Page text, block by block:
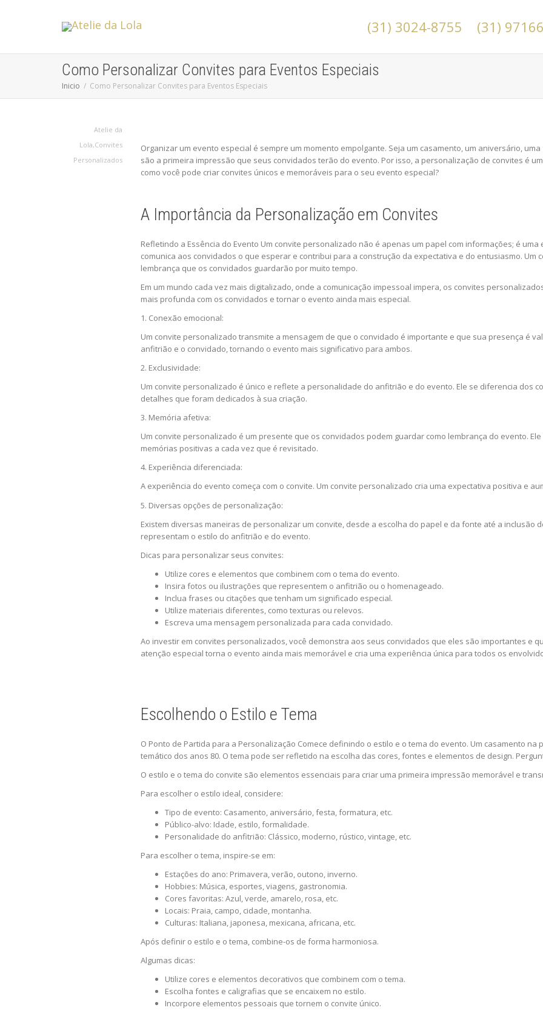
(31) 3024-8755 (31)
Como Personalizar Convites para Eventos Especiais
Inicio Como Personalizar Convites para Eventos Especiais
Atelie da
Lola,Convites
Personalizados
Organizar um evento especial é sempre um momento empolgante. Seja um casamento, um aniversário,
são a primeira impressão que seus convidados terão do evento. Por isso, a personalização de convites é
como você pode criar convites únicos e memoráveis para o seu evento especial?
A Importância da Personalização em Convites
Refletindo a Essência do Evento Um convite personalizado não é apenas um papel com informações; é
comunica aos convidados o que esperar e contribui para a construção da expectativa e do entusiasmo.
lembrança que os convidados guardarão por muito tempo.
Em um mundo cada vez mais digitalizado, onde a comunicação impessoal impera, os convites
mais profunda com os convidados e tornar o evento ainda mais especial.
1. Conexão emocional:
Um convite personalizado transmite a mensagem de que o convidado é importante e que sua presença é
anfitrião e o convidado, tornando o evento mais significativo para ambos.
2. Exclusividade:
Um convite personalizado é único e reflete a personalidade do anfitrião e do evento. Ele se diferencia dos
detalhes que foram dedicados à sua criação.
3. Memória afetiva:
Um convite personalizado é um presente que os convidados podem guardar como lembrança do evento.
memórias positivas a cada vez que é revisitado.
4. Experiência diferenciada:
A experiência do evento começa com o convite. Um convite personalizado cria uma expectativa positiva e
5. Diversas opções de personalização:
Existem diversas maneiras de personalizar um convite, desde a escolha do papel e da fonte até a inclusão
representam o estilo do anfitrião e do evento.
Dicas para personalizar seus convites:
Utilize cores e elementos que combinem com o tema do evento.
Insira fotos ou ilustrações que representem o anfitrião ou o homenageado.
Inclua frases ou citações que tenham um significado especial.
Utilize materiais diferentes, como texturas ou relevos.
Escreva uma mensagem personalizada para cada convidado.
Ao investir em convites personalizados, você demonstra aos seus convidados que eles são importantes e
atenção especial torna o evento ainda mais memorável e cria uma experiência única para todos os
Escolhendo o Estilo e Tema
O Ponto de Partida para a Personalização Comece definindo o estilo e o tema do evento. Um casamento
temático dos anos 80. O tema pode ser refletido na escolha das cores, fontes e elementos de design.
O estilo e o tema do convite são elementos essenciais para criar uma primeira impressão memorável e
Para escolher o estilo ideal, considere:
Tipo de evento: Casamento, aniversário, festa, formatura, etc.
Público-alvo: Idade, estilo, formalidade.
Personalidade do anfitrião: Clássico, moderno, rústico, vintage, etc.
Para escolher o tema, inspire-se em:
Estações do ano: Primavera, verão, outono, inverno.
Hobbies: Música, esportes, viagens, gastronomia.
Cores favoritas: Azul, verde, amarelo, rosa, etc.
Locais: Praia, campo, cidade, montanha.
Culturas: Italiana, japonesa, mexicana, africana, etc.
Após definir o estilo e o tema, combine-os de forma harmoniosa.
Algumas dicas:
Utilize cores e elementos decorativos que combinem com o tema.
Escolha fontes e caligrafias que se encaixem no estilo.
Incorpore elementos pessoais que tornem o convite único.